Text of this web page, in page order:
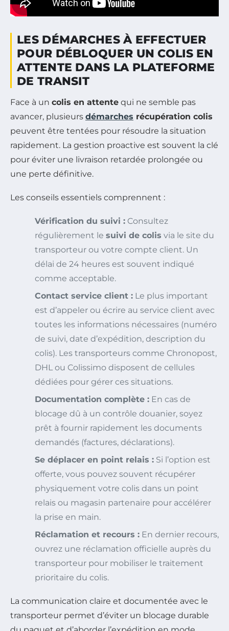
LES DÉMARCHES À EFFECTUER
POUR DÉBLOQUER UN COLIS EN
ATTENTE DANS LA PLATEFORME
DE TRANSIT
Face à un colis en attente qui ne semble pas
avancer, plusieurs démarches récupération colis
peuvent être tentées pour résoudre la situation
rapidement. La gestion proactive est souvent la clé
pour éviter une livraison retardée prolongée ou
une perte définitive.
Les conseils essentiels comprennent :
Vérification du suivi : Consultez
régulièrement le suivi de colis via le site du
transporteur ou votre compte client. Un
délai de 24 heures est souvent indiqué
comme acceptable.
Contact service client : Le plus important
est d’appeler ou écrire au service client avec
toutes les informations nécessaires (numéro
de suivi, date d’expédition, description du
colis). Les transporteurs comme Chronopost,
DHL ou Colissimo disposent de cellules
dédiées pour gérer ces situations.
Documentation complète : En cas de
blocage dû à un contrôle douanier, soyez
prêt à fournir rapidement les documents
demandés (factures, déclarations).
Se déplacer en point relais : Si l’option est
offerte, vous pouvez souvent récupérer
physiquement votre colis dans un point
relais ou magasin partenaire pour accélérer
la prise en main.
Réclamation et recours : En dernier recours,
ouvrez une réclamation officielle auprès du
transporteur pour mobiliser le traitement
prioritaire du colis.
La communication claire et documentée avec le
transporteur permet d’éviter un blocage durable